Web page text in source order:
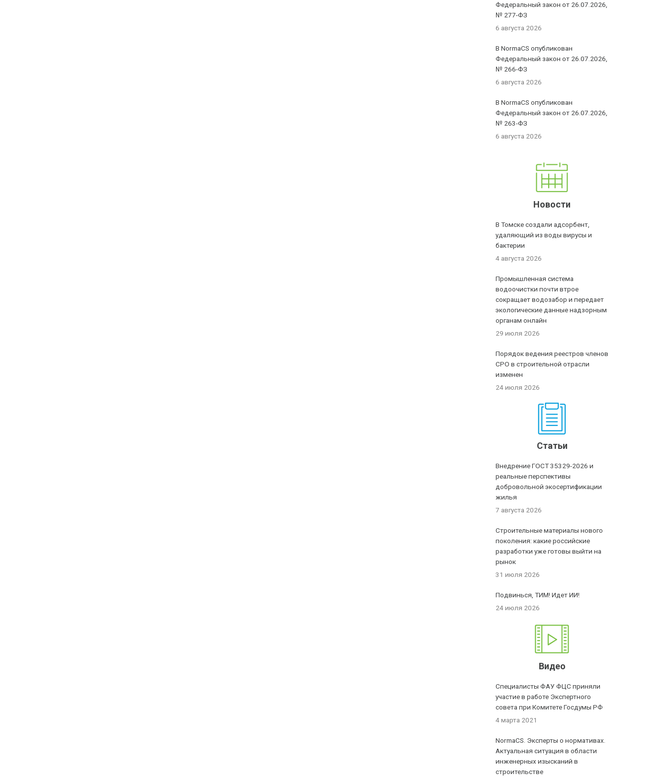
Федеральный закон от 26.07.2026,
№ 277-ФЗ
6 августа 2026
В NormaCS опубликован
Федеральный закон от 26.07.2026,
№ 266-ФЗ
6 августа 2026
В NormaCS опубликован
Федеральный закон от 26.07.2026,
№ 263-ФЗ
6 августа 2026
Новости
В Томске создали адсорбент,
удаляющий из воды вирусы и
бактерии
4 августа 2026
Промышленная система
водоочистки почти втрое
сокращает водозабор и передает
экологические данные надзорным
органам онлайн
29 июля 2026
Порядок ведения реестров членов
СРО в строительной отрасли
изменен
24 июля 2026
Статьи
Внедрение ГОСТ 35329-2026 и
реальные перспективы
добровольной экосертификации
жилья
7 августа 2026
Строительные материалы нового
поколения: какие российские
разработки уже готовы выйти на
рынок
31 июля 2026
Подвинься, ТИМ! Идет ИИ!
24 июля 2026
Видео
Специалисты ФАУ ФЦС приняли
участие в работе Экспертного
совета при Комитете Госдумы РФ
4 марта 2021
NormaCS. Эксперты о нормативах.
Актуальная ситуация в области
инженерных изысканий в
строительстве